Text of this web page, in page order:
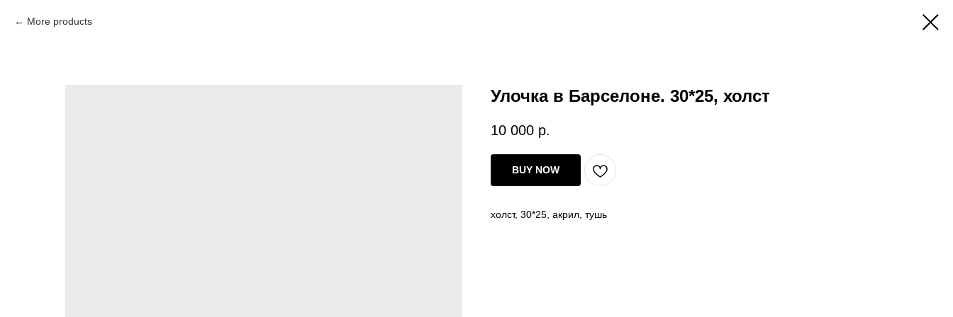
More products
Улочка в Барселоне. 30*25, холст
10 000 р.
BUY NOW
холст, 30*25, акрил, тушь